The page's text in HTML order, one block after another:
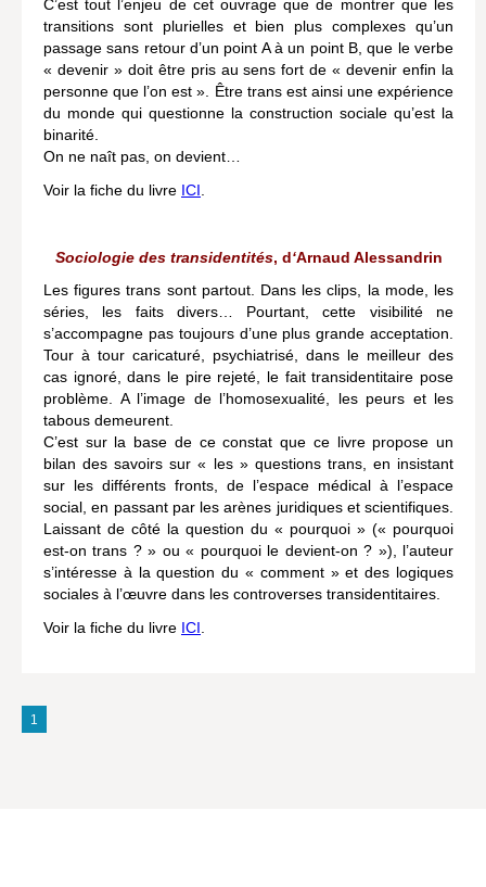
Mobilisations
MythO !
Actes de colloque
>> Cavalier poche <<
>> Livres numériques <<
CORPORATE
Idées reçues – Corporate
Livres blancs
CONTACT
NEWSLETTER
POLITIQUE DE CONFIDENTIALITÉ
MENTIONS LÉGALES
POLITIQUE RELATIVE AUX COOKIES
C’est tout l’enjeu de cet ouvrage que de montrer que les
transitions sont plurielles et bien plus complexes qu’un
passage sans retour d’un point A à un point B, que le verbe
« devenir » doit être pris au sens fort de « devenir enfin la
personne que l’on est ». Être trans est ainsi une expérience
du monde qui questionne la construction sociale qu’est la
binarité.
On ne naît pas, on devient…
Voir la fiche du livre ICI
Sociologie des transidentités, d‘Arnaud Alessandrin
Les figures trans sont partout. Dans les clips, la mode, les
séries, les faits divers… Pourtant, cette visibilité ne
s’accompagne pas toujours d’une plus grande acceptation.
Tour à tour caricaturé, psychiatrisé, dans le meilleur des
cas ignoré, dans le pire rejeté, le fait transidentitaire pose
problème. A l’image de l’homosexualité, les peurs et les
tabous demeurent.
C’est sur la base de ce constat que ce livre propose un
bilan des savoirs sur « les » questions trans, en insistant
sur les différents fronts, de l’espace médical à l’espace
social, en passant par les arènes juridiques et scientifiques.
Laissant de côté la question du « pourquoi » (« pourquoi
est-on trans ? » ou « pourquoi le devient-on ? »), l’auteur
s’intéresse à la question du « comment » et des logiques
sociales à l’œuvre dans les controverses transidentitaires.
Voir la fiche du livre ICI .
1